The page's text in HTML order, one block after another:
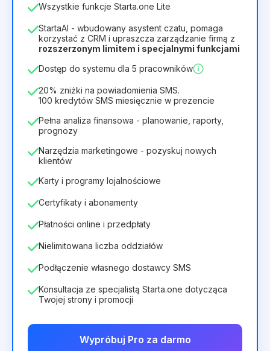
Czas trwania licencji
12 Months(zniżka -25%) Opłacalny
40zł28zł miesiąc
336zł za 12 Months
Wszystkie funkcje Starta.one Lite
StartaAI - wbudowany asystent czatu, pomaga
korzystać z CRM i upraszcza zarządzanie firmą z
rozszerzonym limitem i specjalnymi funkcjami
Dostęp do systemu dla 5 pracowników
20% zniżki na powiadomienia SMS.
100 kredytów SMS miesięcznie w prezencie
Pełna analiza finansowa - planowanie, raporty,
prognozy
Narzędzia marketingowe - pozyskuj nowych
klientów
Karty i programy lojalnościowe
Certyfikaty i abonamenty
Płatności online i przedpłaty
Nielimitowana liczba oddziałów
Podłączenie własnego dostawcy SMS
Konsultacja ze specjalistą Starta.one dotycząca
Twojej strony i promocji
Wypróbuj Pro za darmo